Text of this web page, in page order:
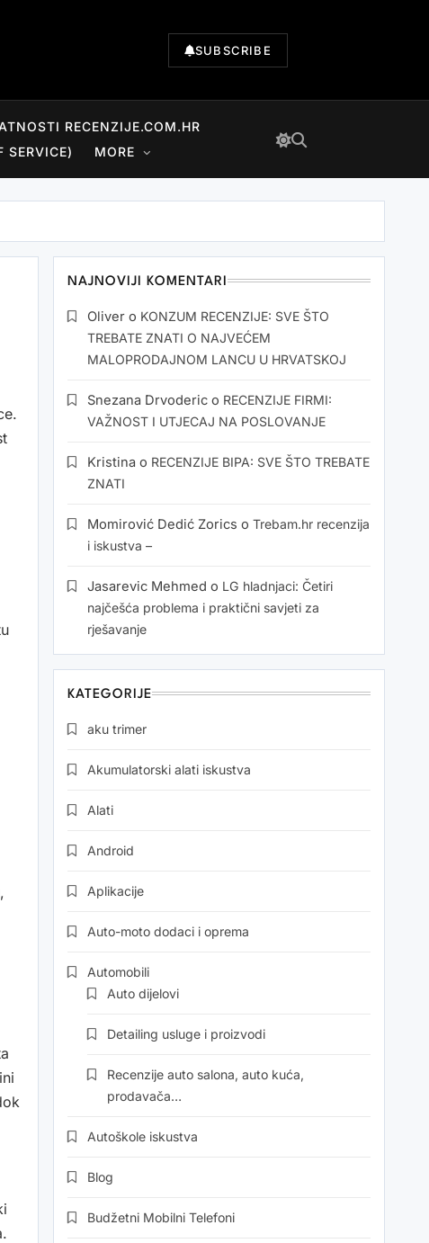
SUBSCRIBE
RECENZIJE.COM.HR
SERVICE) MORE
NAJNOVIJI KOMENTARI
Oliver o KONZUM RECENZIJE: SVE ŠTO
TREBATE ZNATI O NAJVEĆEM
MALOPRODAJNOM LANCU U HRVATSKOJ
Snezana Drvoderic o RECENZIJE FIRMI:
VAŽNOST I UTJECAJ NA POSLOVANJE
Kristina o RECENZIJE BIPA: SVE ŠTO TREBATE
ZNATI
Momirović Dedić Zorics o Trebam.hr recenzija
i iskustva –
Jasarevic Mehmed o LG hladnjaci: Četiri
najčešća problema i praktični savjeti za
rješavanje
KATEGORIJE
aku trimer
Akumulatorski alati iskustva
Alati
Android
Aplikacije
Auto-moto dodaci i oprema
Automobili
Auto dijelovi
Detailing usluge i proizvodi
Recenzije auto salona, auto kuća,
prodavača…
Autoškole iskustva
Blog
Budžetni Mobilni Telefoni